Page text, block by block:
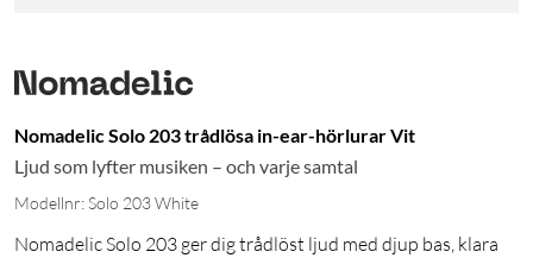
Nomadelic Solo 203 trådlösa in-ear-hörlurar Vit
Ljud som lyfter musiken – och varje samtal
Modellnr: Solo 203 White
Nomadelic Solo 203 ger dig trådlöst ljud med djup bas, klara